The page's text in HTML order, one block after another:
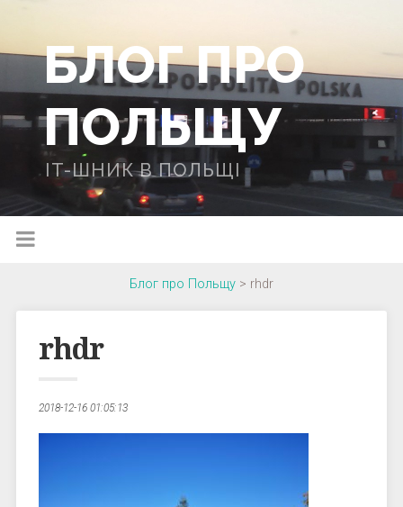
БЛОГ ПРО
ПОЛЬЩУ
IT-ШНИК В ПОЛЬЩІ
Блог про Польщу > rhdr
rhdr
2018-12-16 01:05:13